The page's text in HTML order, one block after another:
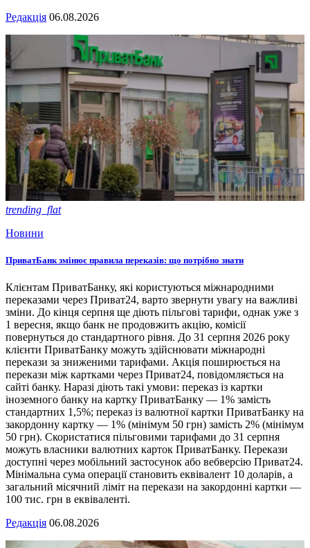
Редакція 06.08.2026
trending_flat
Новини
ПриватБанк змінює правила переказів: що потрібно знати
Клієнтам ПриватБанку, які користуються міжнародними
переказами через Приват24, варто звернути увагу на важливі
зміни. До кінця серпня ще діють пільгові тарифи, однак уже з
1 вересня, якщо банк не продовжить акцію, комісії
повернуться до стандартного рівня. До 31 серпня 2026 року
клієнти ПриватБанку можуть здійснювати міжнародні
перекази за зниженими тарифами. Акція поширюється на
перекази між картками через Приват24, повідомляється на
сайті банку. Наразі діють такі умови: переказ із картки
іноземного банку на картку ПриватБанку — 1% замість
стандартних 1,5%; переказ із валютної картки ПриватБанку на
закордонну картку — 1% (мінімум 50 грн) замість 2% (мінімум
50 грн). Скористатися пільговими тарифами до 31 серпня
можуть власники валютних карток ПриватБанку. Перекази
доступні через мобільний застосунок або вебверсію Приват24.
Мінімальна сума операції становить еквівалент 10 доларів, а
загальний місячний ліміт на перекази на закордонні картки —
100 тис. грн в еквіваленті.
Редакція 06.08.2026